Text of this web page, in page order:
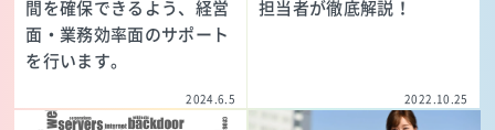
間を確保できるよう、経営
面・業務効率面のサポート
を行います。
2024.6.5
担当者が徹底解説！
2022.10.25